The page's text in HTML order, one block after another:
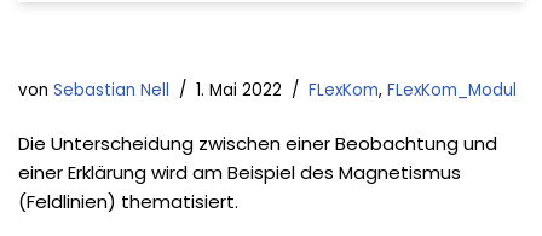
von Sebastian Nell 1. Mai 2022 FLexKom, FLexKom_Modul
Die Unterscheidung zwischen einer Beobachtung und
einer Erklärung wird am Beispiel des Magnetismus
(Feldlinien) thematisiert.